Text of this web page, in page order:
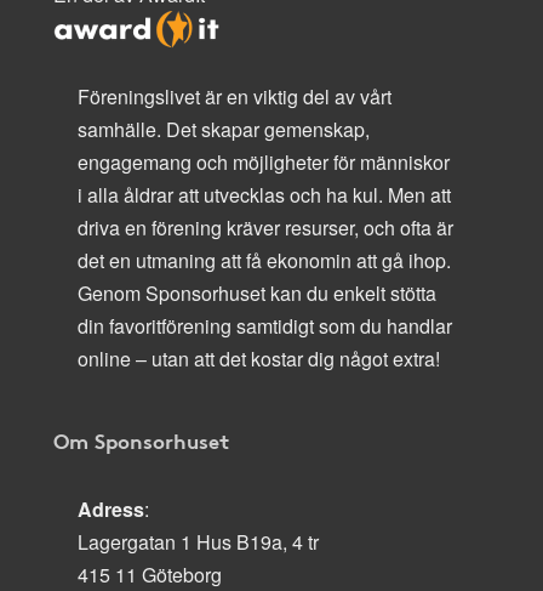
Föreningslivet är en viktig del av vårt
samhälle. Det skapar gemenskap,
engagemang och möjligheter för människor
i alla åldrar att utvecklas och ha kul. Men att
driva en förening kräver resurser, och ofta är
det en utmaning att få ekonomin att gå ihop.
Genom Sponsorhuset kan du enkelt stötta
din favoritförening samtidigt som du handlar
online – utan att det kostar dig något extra!
Om Sponsorhuset
Adress:
Lagergatan 1 Hus B19a, 4 tr
415 11 Göteborg